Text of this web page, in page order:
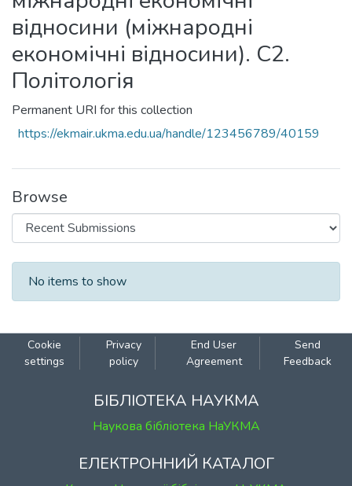
відносини (міжнародні
економічні відносини). С2.
Політологія
Permanent URI for this collection
https://ekmair.ukma.edu.ua/handle/123456789/40159
Browse
Recent Submissions
No items to show
Cookie
settings
Privacy
policy
End User
Agreement
Send
Feedback
БІБЛІОТЕКА НАУКМА
Наукова бібліотека НаУКМА
ЕЛЕКТРОННИЙ КАТАЛОГ